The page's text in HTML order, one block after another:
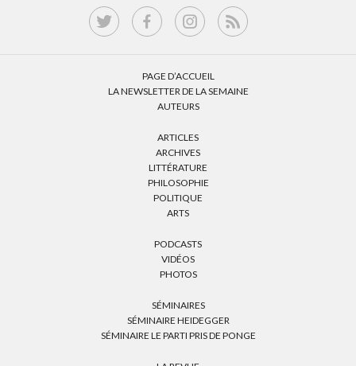
PAGE D’ACCUEIL
LA NEWSLETTER DE LA SEMAINE
AUTEURS
ARTICLES
ARCHIVES
LITTÉRATURE
PHILOSOPHIE
POLITIQUE
ARTS
PODCASTS
VIDÉOS
PHOTOS
SÉMINAIRES
SÉMINAIRE HEIDEGGER
SÉMINAIRE LE PARTI PRIS DE PONGE